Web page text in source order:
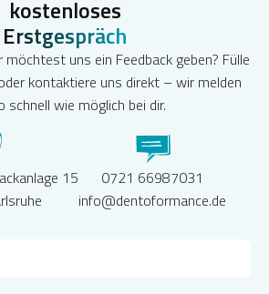
kostenloses
Erstgespräch
uns ein Feedback geben? Fülle
kontaktiere uns direkt – wir melden
schnell wie möglich bei dir.
15
0721 66987031
info@dentoformance.de